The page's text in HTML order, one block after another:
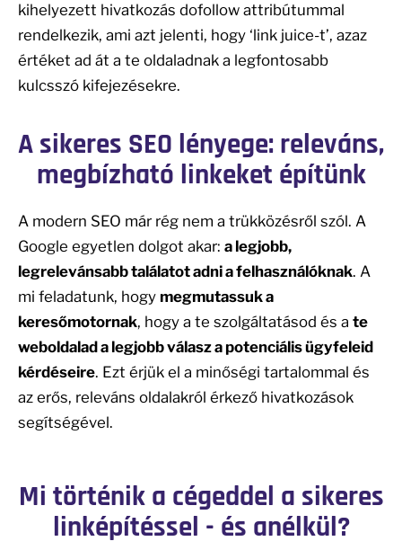
kihelyezett hivatkozás dofollow attribútummal
rendelkezik, ami azt jelenti, hogy ‘link juice-t’, azaz
értéket ad át a te oldaladnak a legfontosabb
kulcsszó kifejezésekre.
A sikeres SEO lényege: releváns,
megbízható linkeket építünk
A modern SEO már rég nem a trükközésről szól. A
Google egyetlen dolgot akar: a legjobb,
legrelevánsabb találatot adni a felhasználóknak. A
mi feladatunk, hogy megmutassuk a
keresőmotornak, hogy a te szolgáltatásod és a te
weboldalad a legjobb válasz a potenciális ügyfeleid
kérdéseire. Ezt érjük el a minőségi tartalommal és
az erős, releváns oldalakról érkező hivatkozások
segítségével.
Mi történik a cégeddel a sikeres
linképítéssel - és anélkül?